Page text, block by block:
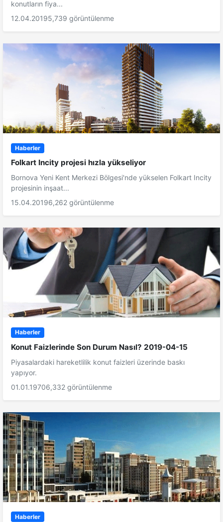
konutların fiya...
12.04.20195,739 görüntülenme
Haberler
Folkart Incity projesi hızla yükseliyor
Bornova Yeni Kent Merkezi Bölgesi'nde yükselen Folkart Incity
projesinin inşaat...
15.04.20196,262 görüntülenme
Haberler
Konut Faizlerinde Son Durum Nasıl? 2019-04-15
Piyasalardaki hareketlilik konut faizleri üzerinde baskı
yapıyor.
01.01.19706,332 görüntülenme
Haberler